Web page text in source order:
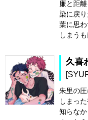
廉と距
染に戻
葉に思
しまう
久喜
朱里の
しまっ
知らな